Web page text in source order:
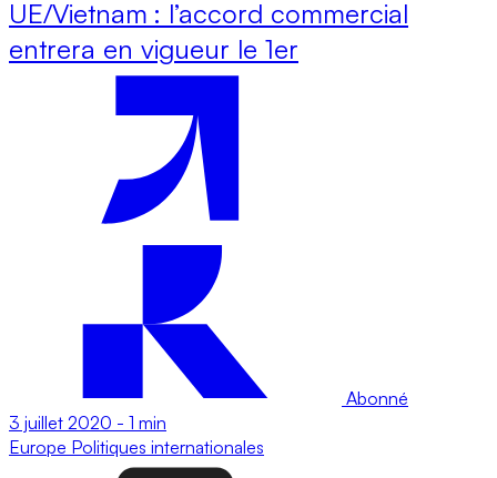
UE/Vietnam : l’accord commercial
entrera en vigueur le 1er
Abonné
3 juillet 2020 - 1 min
Europe Politiques internationales